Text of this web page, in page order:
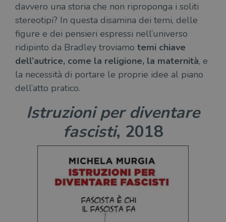
davvero una storia che non riproponga i soliti
stereotipi? In questa disamina dei temi, delle
figure e dei pensieri espressi nell’universo
ridipinto da Bradley troviamo temi chiave
dell’autrice, come la religione, la maternità, e
la necessità di portare le proprie idee al piano
dell’atto pratico.
Istruzioni per diventare
fascisti, 2018